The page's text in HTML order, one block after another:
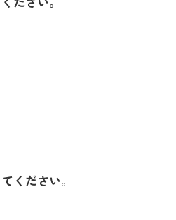
ください。